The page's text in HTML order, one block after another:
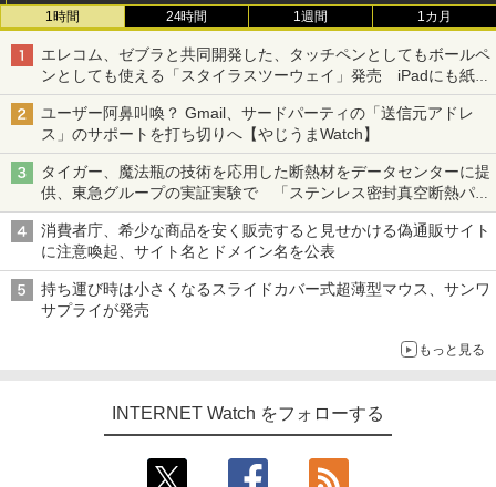
1時間 24時間 1週間 1カ月
エレコム、ゼブラと共同開発した、タッチペンとしてもボールペ
ンとしても使える「スタイラスツーウェイ」発売 iPadにも紙に
も、持ち替えずに書き込める
ユーザー阿鼻叫喚？ Gmail、サードパーティの「送信元アドレ
ス」のサポートを打ち切りへ【やじうまWatch】
タイガー、魔法瓶の技術を応用した断熱材をデータセンターに提
供、東急グループの実証実験で 「ステンレス密封真空断熱パネ
ル TIVIP」
消費者庁、希少な商品を安く販売すると見せかける偽通販サイト
に注意喚起、サイト名とドメイン名を公表
持ち運び時は小さくなるスライドカバー式超薄型マウス、サンワ
サプライが発売
もっと見る
INTERNET Watch をフォローする